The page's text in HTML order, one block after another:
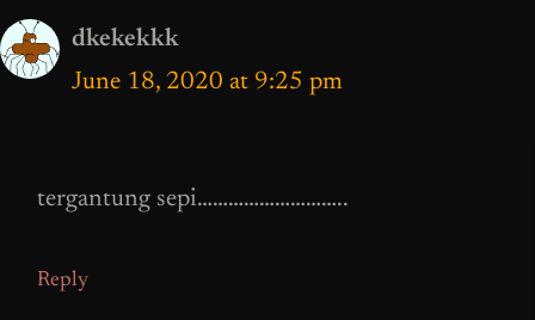
dkekekkk
June 18, 2020 at 9:25 pm
tergantung sepi………………………..
Reply